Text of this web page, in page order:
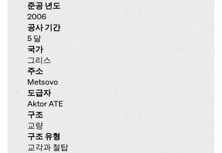
준공 년도
2006
공사 기간
5 달
국가
그리스
주소
Metsovo
도급자
Aktor ATE
구조
교량
구조 유형
교각과 철탑